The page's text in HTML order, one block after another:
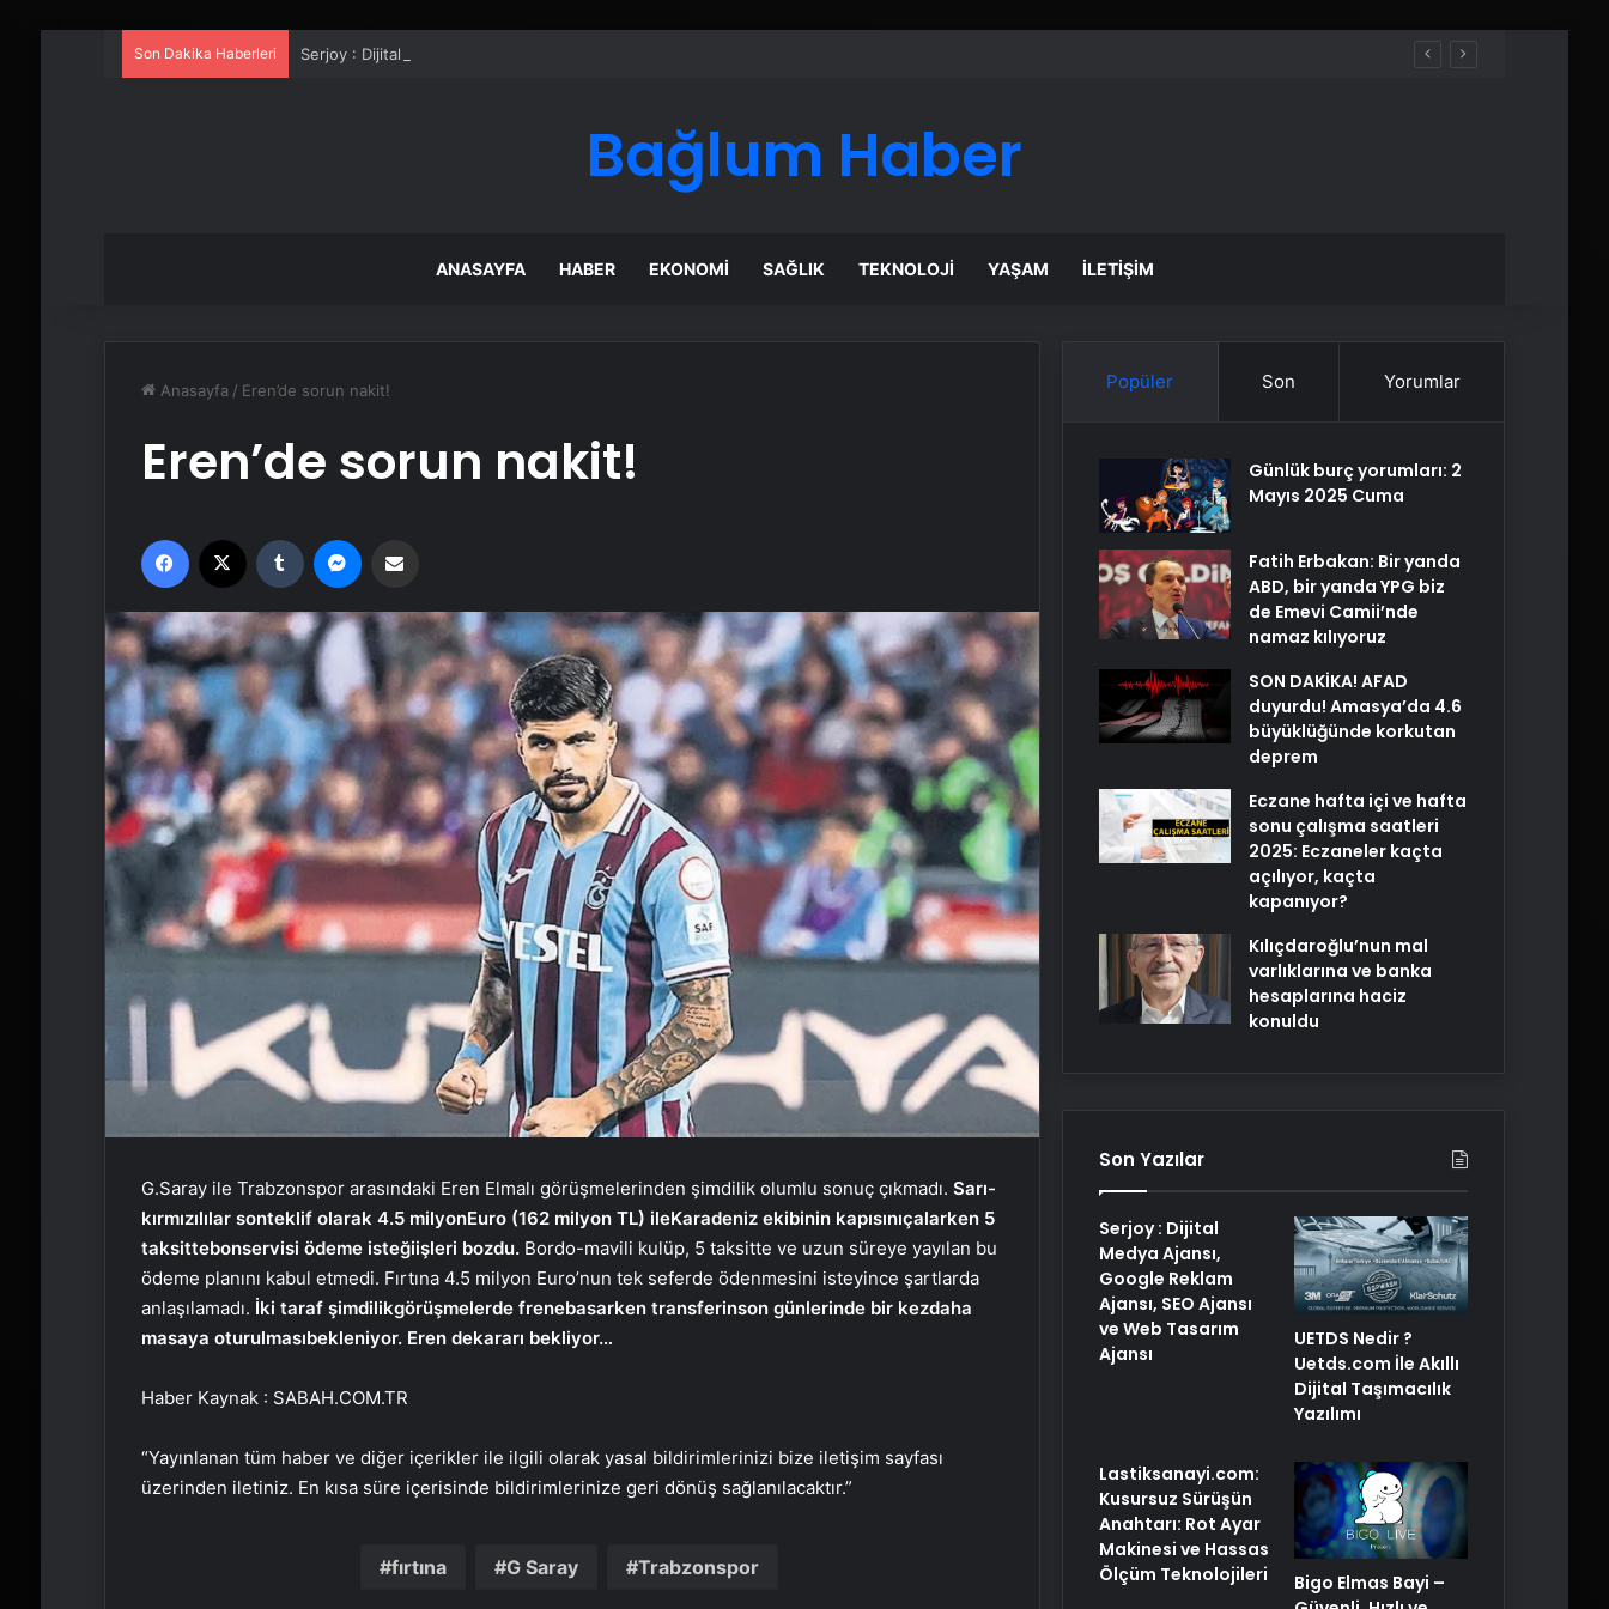
Son Dakika Haberleri Serjoy : Dijital Medya Ajansı, Google Reklam Ajansı, SEO Ajansı ve Web Tasarım Ajansı
Bağlum Haber
ANASAYFA HABER EKONOMI SAĞLIK TEKNOLOJI YAŞAM İLETIŞIM
Anasayfa / Eren’de sorun nakit!
Eren’de sorun nakit!
Facebook Tumblr
G.Saray ile Trabzonspor arasındaki Eren Elmalı görüşmelerinden şimdilik olumlu sonuç çıkmadı. Sarı-
kırmızılılar sonteklif olarak 4.5 milyonEuro (162 milyon TL) ileKaradeniz ekibinin kapısınıçalarken 5
taksittebonservisi ödeme isteğiişleri bozdu. Bordo-mavili kulüp, 5 taksitte ve uzun süreye yayılan bu
ödeme planını kabul etmedi. Fırtına 4.5 milyon Euro’nun tek seferde ödenmesini isteyince şartlarda
anlaşılamadı. İki taraf şimdilikgörüşmelerde frenebasarken transferinson günlerinde bir kezdaha
masaya oturulmasıbekleniyor. Eren dekararı bekliyor…
Haber Kaynak : SABAH.COM.TR
“Yayınlanan tüm haber ve diğer içerikler ile ilgili olarak yasal bildirimlerinizi bize iletişim sayfası
üzerinden iletiniz. En kısa süre içerisinde bildirimlerinize geri dönüş sağlanılacaktır.”
fırtına G Saray Trabzonspor
Hizmetleri
Evlilik Okulu Programı Tamamlandı
İstanbul Modern Sinema’da müzik
yolculuğu
Engelsiz Filmler Festivali’nin odağı 21.
Popüler Son Yorumlar
Günlük burç yorumları: 2
Mayıs 2025 Cuma
Fatih Erbakan: Bir yanda
ABD, bir yanda YPG biz
de Emevi Camii’nde
namaz kılıyoruz
SON DAKİKA! AFAD
duyurdu! Amasya’da 4.6
büyüklüğünde korkutan
deprem
Eczane hafta içi ve hafta
sonu çalışma saatleri
2025: Eczaneler kaçta
açılıyor, kaçta
kapanıyor?
Kılıçdaroğlu’nun mal
varlıklarına ve banka
hesaplarına haciz
konuldu
Son Yazılar
Serjoy : Dijital
Medya Ajansı,
Google Reklam
Ajansı, SEO Ajansı
ve Web Tasarım
Ajansı
UETDS Nedir ?
Uetds.com İle Akıllı
Dijital Taşımacılık
Yazılımı
Lastiksanayi.com:
Kusursuz Sürüşün
Anahtarı: Rot Ayar
Makinesi ve Hassas
Ölçüm Teknolojileri
Bigo Elmas Bayi –